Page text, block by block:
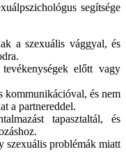
segítsége
a szexuális vággyal, és
előtt vagy
kommunikációval, és nem
a partnereddel.
tapasztaltál, és
szexuális problémák miatt